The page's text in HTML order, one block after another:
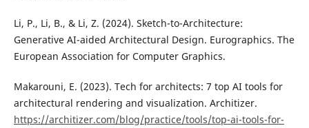
Li, P., Li, B., & Li, Z. (2024). Sketch-to-Architecture:
Generative AI-aided Architectural Design. Eurographics. The
European Association for Computer Graphics.
Makarouni, E. (2023). Tech for architects: 7 top AI tools for
architectural rendering and visualization. Architizer.
https://architizer.com/blog/practice/tools/top-ai-tools-for-